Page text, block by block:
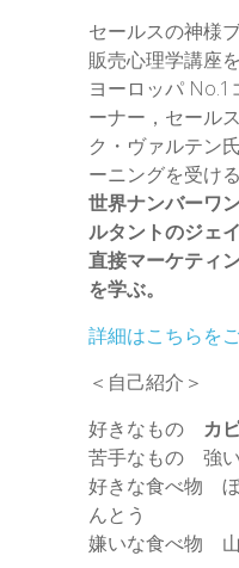
セールスの神様
販売心理学講座を
ヨーロッパ No.1
ーナー，セール
ク・ヴァルテン
ーニングを受ける
世界ナンバーワ
ルタントのジェ
直接マーケティ
を学ぶ。
詳細はこちらを
＜自己紹介＞
好きなもの カ
苦手なもの 強
好きな食べ物
んとう
嫌いな食べ物